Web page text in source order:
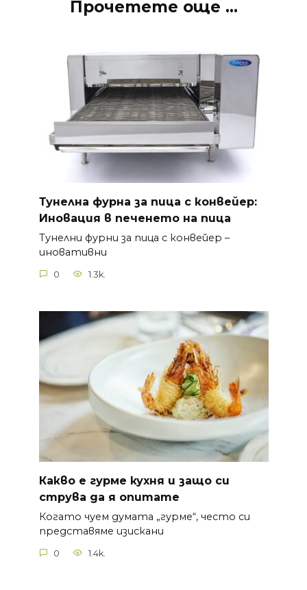
Прочетете още ...
Тунелна фурна за пица с конвейер:
Иновация в печенето на пица
Тунелни фурни за пица с конвейер –
иновативни
0 1.3k.
Какво е гурме кухня и защо си
струва да я опитате
Когато чуем думата „гурме“, често си
представяме изискани
0 1.4k.